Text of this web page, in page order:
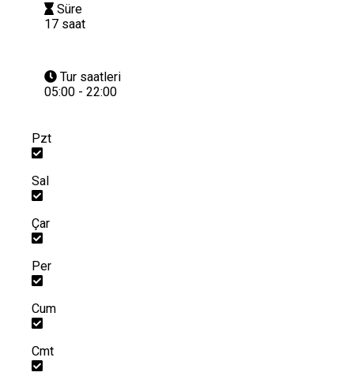
Süre
17 saat
Tur saatleri
05:00 - 22:00
Pzt
Sal
Çar
Per
Cum
Cmt